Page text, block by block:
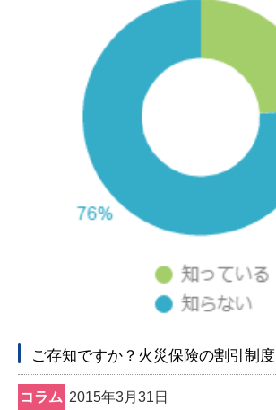
ご存知ですか？火災保険の割引制度
コラム 2015年3月31日